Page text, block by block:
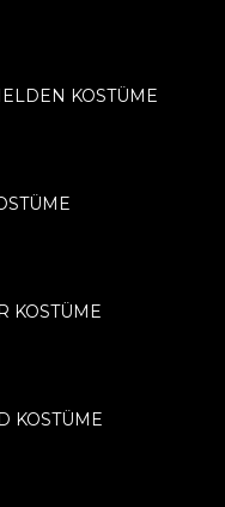
KOSTÜME
KOSTÜME
KOSTÜME